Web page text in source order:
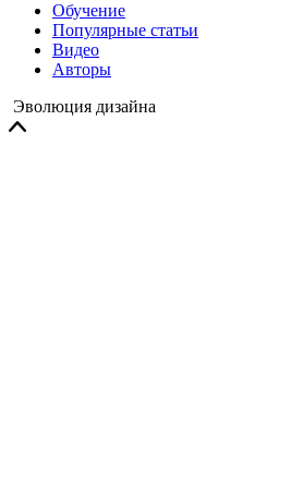
Обучение
Популярные статьи
Видео
Авторы
Эволюция дизайна